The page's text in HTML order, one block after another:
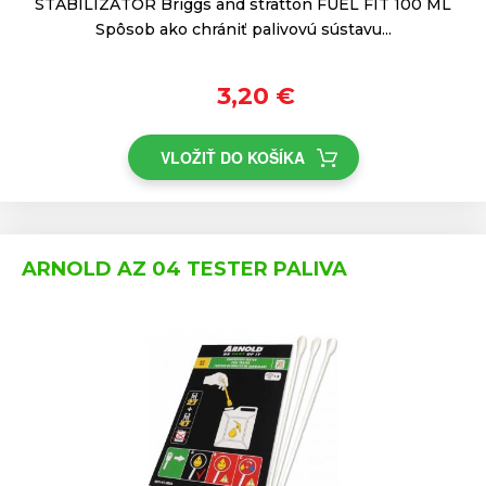
STABILIZÁTOR Briggs and stratton FUEL FIT 100 ML
Spôsob ako chrániť palivovú sústavu...
3,20 €
VLOŽIŤ DO KOŠÍKA
ARNOLD AZ 04 TESTER PALIVA